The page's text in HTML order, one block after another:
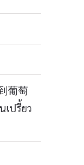
葡萄
เปรี้ยว